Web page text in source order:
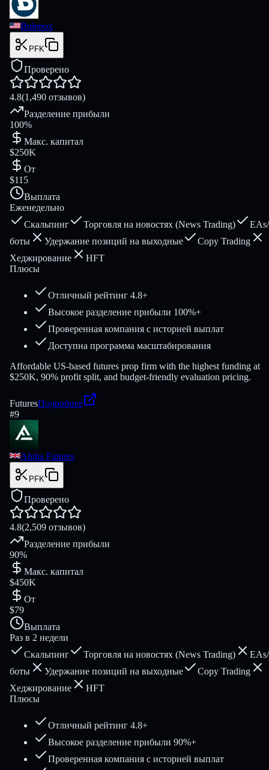
Bulenox
PFK
Проверено
4.8(1,490 отзывов)
Разделение прибыли
100%
Макс. капитал
$250K
От
$115
Выплата
Еженедельно
Скальпинг
Торговля на новостях (News Trading)
EAs/
боты
Удержание позиций на выходные
Copy Trading
Хеджирование
HFT
Плюсы
Отличный рейтинг 4.8+
Высокое разделение прибыли 100%+
Проверенная компания с историей выплат
Доступна программа масштабирования
Affordable US-based futures prop firm with the highest funding at
$250K, 90% profit split, and budget-friendly evaluation pricing.
FuturesПодробнее
#9
Alpha Futures
PFK
Проверено
4.8(2,509 отзывов)
Разделение прибыли
90%
Макс. капитал
$450K
От
$79
Выплата
Раз в 2 недели
Скальпинг
Торговля на новостях (News Trading)
EAs/
боты
Удержание позиций на выходные
Copy Trading
Хеджирование
HFT
Плюсы
Отличный рейтинг 4.8+
Высокое разделение прибыли 90%+
Проверенная компания с историей выплат